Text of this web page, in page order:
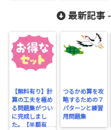
最新記事 -
【無料有り】計
算の工夫を極め
る問題集がつい
に完成しまし
た。【半額有
つるかめ算を攻
略するための７
パターンと練習
用問題集